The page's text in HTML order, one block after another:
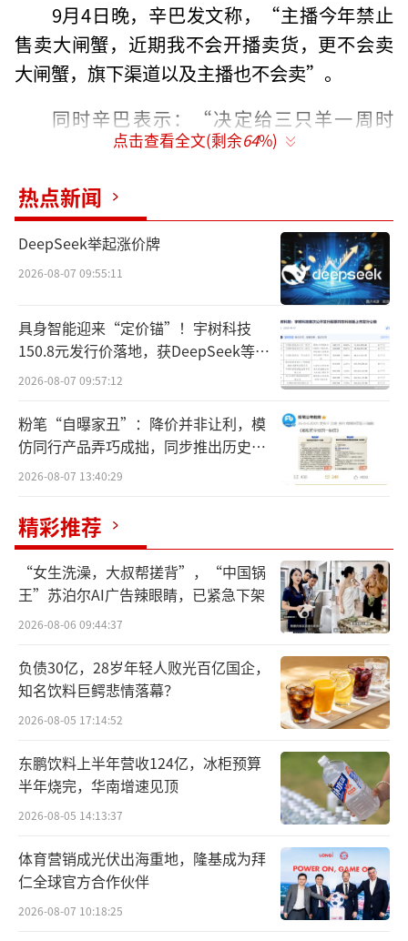
9月4日晚，辛巴发文称，“主播今年禁止
售卖大闸蟹，近期我不会开播卖货，更不会卖
大闸蟹，旗下渠道以及主播也不会卖”。
同时辛巴表示：“决定给三只羊一周时
间，一周后如三只羊仍然没有对消费者有态
赔付，以及售后，明天我会安排打给辛选小助
理1亿现金，直到赔付1亿结束为止”。
点击查看全文(剩余64%)
热点新闻
DeepSeek举起涨价牌
2026-08-07 09:55:11
具身智能迎来“定价锚”！宇树科技
150.8元发行价落地，获DeepSeek等豪
华战配加持
2026-08-07 09:57:12
粉笔“自曝家丑”：降价并非让利，模
仿同行产品弄巧成拙，同步推出历史学
员退费方案
2026-08-07 13:40:29
精彩推荐
“女生洗澡，大叔帮搓背”，“中国锅
王”苏泊尔AI广告辣眼睛，已紧急下架
2026-08-06 09:44:37
负债30亿，28岁年轻人败光百亿国企，
知名饮料巨鳄悲情落幕？
2026-08-05 17:14:52
东鹏饮料上半年营收124亿，冰柜预算
半年烧完，华南增速见顶
2026-08-05 14:13:37
体育营销成光伏出海重地，隆基成为拜
仁全球官方合作伙伴
2026-08-07 10:18:25